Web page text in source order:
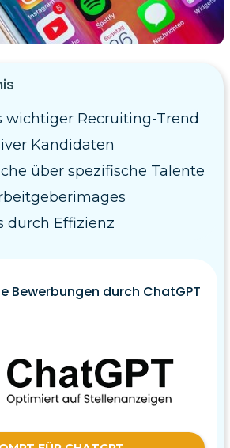
wichtiger Recruiting-Trend
Kandidaten
über spezifische Talente
durch Effizienz
Bewerbungen durch ChatGPT